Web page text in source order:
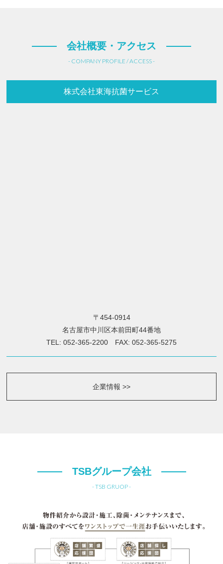
会社概要・アクセス
- COMPANY PROFILE / ACCESS -
株式会社東海抗菌サービス
〒454-0914
名古屋市中川区本前田町44番地
TEL: 052-365-2200 FAX: 052-365-5275
企業情報 >>
TSBグループ会社
- TSB GRUOP -